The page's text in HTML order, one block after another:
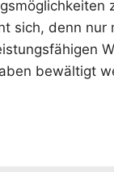
sich, denn nur
bewältigt